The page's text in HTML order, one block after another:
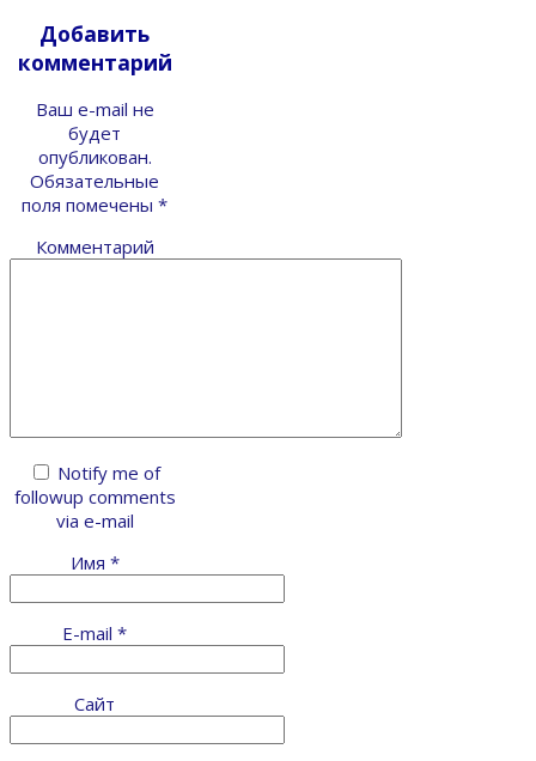
Добавить
комментарий
Ваш e-mail не
будет
опубликован.
Обязательные
поля помечены *
Комментарий
Notify me of
followup comments
via e-mail
Имя *
E-mail *
Сайт